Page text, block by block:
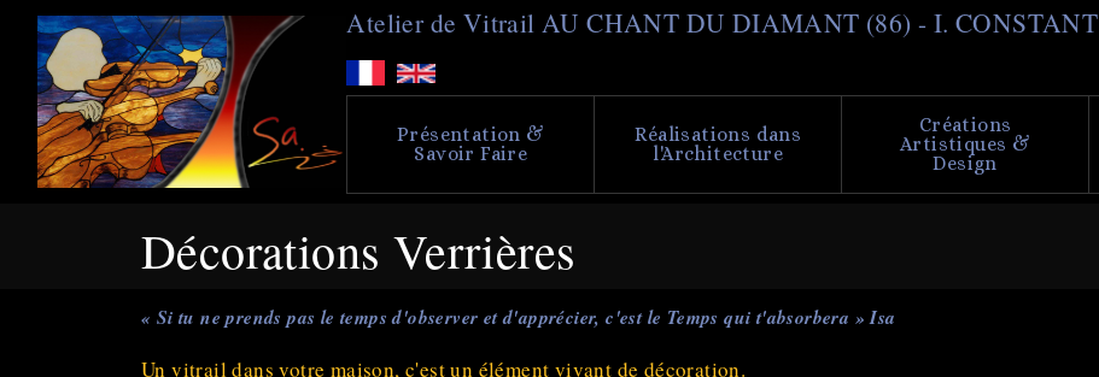
Aller
Atelier de Vitrail AU CHANT DU DIAMANT (86) - I. CONSTANT
Présentation &
Savoir Faire
Réalisations dans
l'Architecture
Créations
Artistiques &
Design
Décorations Verrières
« Si tu ne prends pas le temps d'observer et d'apprécier, c'est le Temps qui t'absorbera » Isa
Un vitrail dans votre maison, c'est un élément vivant de décoration.